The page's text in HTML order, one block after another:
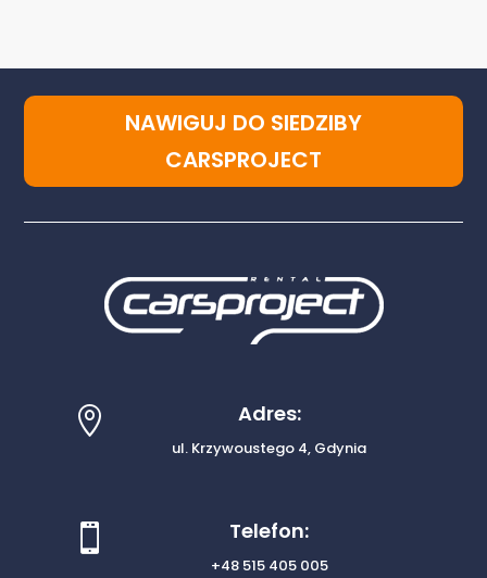
NAWIGUJ DO SIEDZIBY
CARSPROJECT
 Adres:
ul. Krzywoustego 4, Gdynia
 Telefon:
+48 515 405 005